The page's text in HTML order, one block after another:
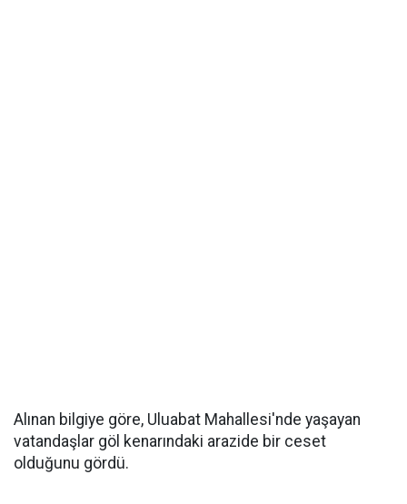
Alınan bilgiye göre, Uluabat Mahallesi'nde yaşayan
vatandaşlar göl kenarındaki arazide bir ceset
olduğunu gördü.